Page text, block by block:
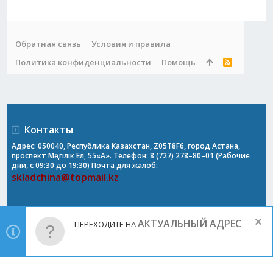
Обратная связь
Условия и правила
Политика конфиденциальности
Помощь
R
Контакты
Адрес: 050040, Республика Казахстан, Z05T8F6, город Астана,
проспект Мәңгілік Ел, 55«А». Телефон: 8 (727) 278–80–01 (Рабочие
дни, с 09:30 до 19:30) Почта для жалоб:
skladchina@topmail.kz
ПЕРЕХОДИТЕ НААКТУАЛЬНЫЙ АДРЕС